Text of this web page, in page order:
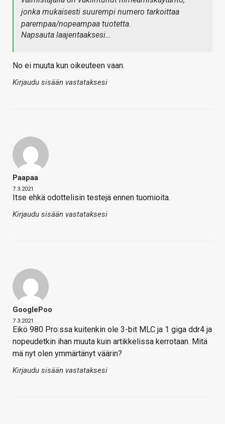
jonka mukaisesti suurempi numero tarkoittaa
parempaa/nopeampaa tuotetta.
Napsauta laajentaaksesi…
No ei muuta kun oikeuteen vaan.
Kirjaudu sisään vastataksesi
Paapaa
7.3.2021
Itse ehkä odottelisin testejä ennen tuomioita.
Kirjaudu sisään vastataksesi
GooglePoo
7.3.2021
Eikö 980 Pro:ssa kuitenkin ole 3-bit MLC ja 1 giga ddr4 ja
nopeudetkin ihan muuta kuin artikkelissa kerrotaan. Mitä
mä nyt olen ymmärtänyt väärin?
Kirjaudu sisään vastataksesi